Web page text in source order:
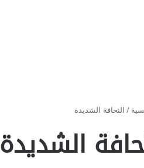
/النحافة الشديدة
الشديدة